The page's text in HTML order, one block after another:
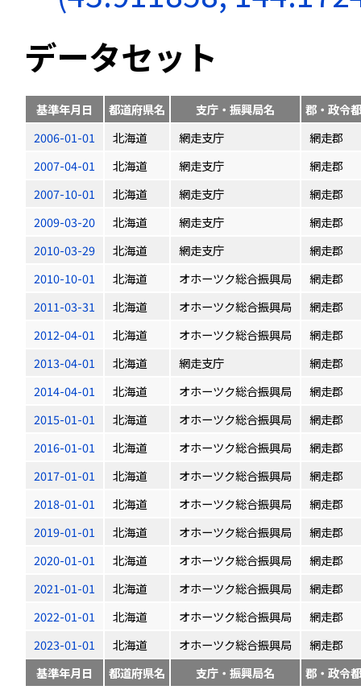
データセット
基準年月日 都道府県名 支庁・振興局名
郡・政令
2006-01-01
北海道 網走支庁
網走郡
2007-04-01
北海道 網走支庁
網走郡
2007-10-01
北海道 網走支庁
網走郡
2009-03-20
北海道 網走支庁
網走郡
2010-03-29
北海道 網走支庁
網走郡
2010-10-01
北海道 オホーツク総合振興局
網走郡
2011-03-31
北海道 オホーツク総合振興局
網走郡
2012-04-01
北海道 オホーツク総合振興局
網走郡
2013-04-01
北海道 網走支庁
網走郡
2014-04-01
北海道 オホーツク総合振興局
網走郡
2015-01-01
北海道 オホーツク総合振興局
網走郡
2016-01-01
北海道 オホーツク総合振興局
網走郡
2017-01-01
北海道 オホーツク総合振興局
網走郡
2018-01-01
北海道 オホーツク総合振興局
網走郡
2019-01-01
北海道 オホーツク総合振興局
網走郡
2020-01-01
北海道 オホーツク総合振興局
網走郡
2021-01-01
北海道 オホーツク総合振興局
網走郡
2022-01-01
北海道 オホーツク総合振興局
網走郡
2023-01-01
北海道 オホーツク総合振興局
網走郡
基準年月日
都道府県名 支庁・振興局名 郡・政令